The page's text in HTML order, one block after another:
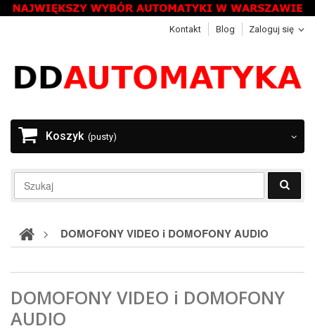
Zaloguj się
Kontakt Blog
Koszyk (pusty)
> DOMOFONY VIDEO i DOMOFONY AUDIO
DOMOFONY VIDEO i DOMOFONY
AUDIO